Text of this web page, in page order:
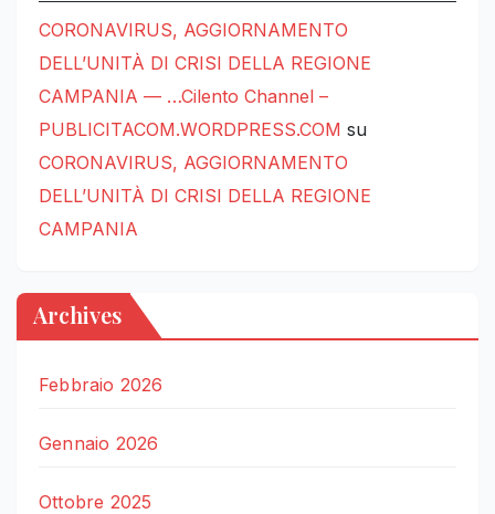
CORONAVIRUS, AGGIORNAMENTO
DELL’UNITÀ DI CRISI DELLA REGIONE
CAMPANIA — …Cilento Channel –
PUBLICITACOM.WORDPRESS.COM su
CORONAVIRUS, AGGIORNAMENTO
DELL’UNITÀ DI CRISI DELLA REGIONE
CAMPANIA
Archives
Febbraio 2026
Gennaio 2026
Ottobre 2025